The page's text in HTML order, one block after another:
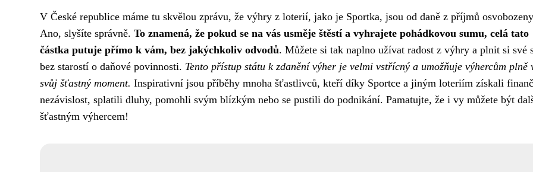
V České republice máme tu skvělou zprávu, že výhry z loterií, jako je Sportka, jsou od daně z příjmů
Ano, slyšíte správně. To znamená, že pokud se na vás usměje štěstí a vyhrajete pohádkovou sumu, celá tato
částka putuje přímo k vám, bez jakýchkoliv odvodů. Můžete si tak naplno užívat radost z výhry a plnit si své
bez starostí o daňové povinnosti. Tento přístup státu k zdanění výher je velmi vstřícný a umožňuje výhercům plně
svůj šťastný moment. Inspirativní jsou příběhy mnoha šťastlivců, kteří díky Sportce a jiným loteriím získali
nezávislost, splatili dluhy, pomohli svým blízkým nebo se pustili do podnikání. Pamatujte, že i vy můžete být
šťastným výhercem!